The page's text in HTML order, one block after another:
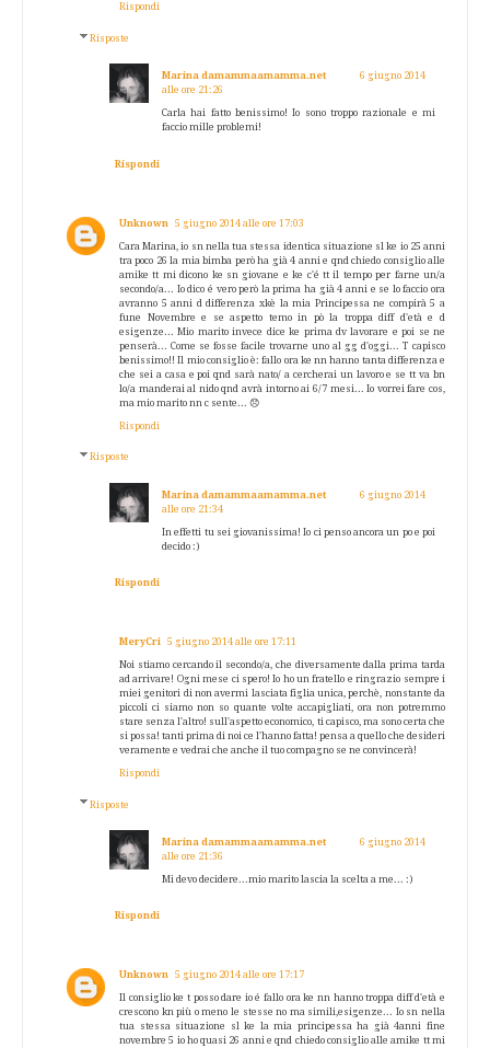
Rispondi
Risposte
Marina damammaamamma.net
6 giugno 2014
alle ore 21:26
Carla hai fatto benissimo! Io sono troppo razionale e mi
faccio mille problemi!
Rispondi
Unknown 5 giugno 2014 alle ore 17:03
Cara Marina, io sn nella tua stessa identica situazione sl ke io 25 anni
tra poco 26 la mia bimba però ha già 4 anni e qnd chiedo consiglio alle
amike tt mi dicono ke sn giovane e ke c'é tt il tempo per farne un/a
secondo/a... Io dico é vero però la prima ha già 4 anni e se lo faccio ora
avranno 5 anni d differenza xkè la mia Principessa ne compirà 5 a
fune Novembre e se aspetto temo in pò la troppa diff d'età e d
esigenze... Mio marito invece dice ke prima dv lavorare e poi se ne
penserà... Come se fosse facile trovarne uno al gg d'oggi... T capisco
benissimo!! Il mio consiglio è: fallo ora ke nn hanno tanta differenza e
che sei a casa e poi qnd sarà nato/ a cercherai un lavoro e se tt va bn
lo/a manderai al nido qnd avrà intorno ai 6/7 mesi... Io vorrei fare cos,
ma mio marito nn c sente... 😞
Rispondi
Risposte
Marina damammaamamma.net
6 giugno 2014
alle ore 21:34
In effetti tu sei giovanissima! Io ci penso ancora un po e poi
decido :)
Rispondi
MeryCri 5 giugno 2014 alle ore 17:11
Noi stiamo cercando il secondo/a, che diversamente dalla prima tarda
ad arrivare! Ogni mese ci spero! Io ho un fratello e ringrazio sempre i
miei genitori di non avermi lasciata figlia unica, perchè, nonstante da
piccoli ci siamo non so quante volte accapigliati, ora non potremmo
stare senza l'altro! sull'aspetto economico, ti capisco, ma sono certa che
si possa! tanti prima di noi ce l'hanno fatta! pensa a quello che desideri
veramente e vedrai che anche il tuo compagno se ne convincerà!
Rispondi
Risposte
Marina damammaamamma.net
6 giugno 2014
alle ore 21:36
Mi devo decidere...mio marito lascia la scelta a me... :)
Rispondi
Unknown 5 giugno 2014 alle ore 17:17
Il consiglio ke t posso dare io é fallo ora ke nn hanno troppa diff d'età e
crescono kn più o meno le stesse no ma simili,esigenze... Io sn nella
tua stessa situazione sl ke la mia principessa ha già 4anni fine
novembre 5 io ho quasi 26 anni e qnd chiedo consiglio alle amike tt mi